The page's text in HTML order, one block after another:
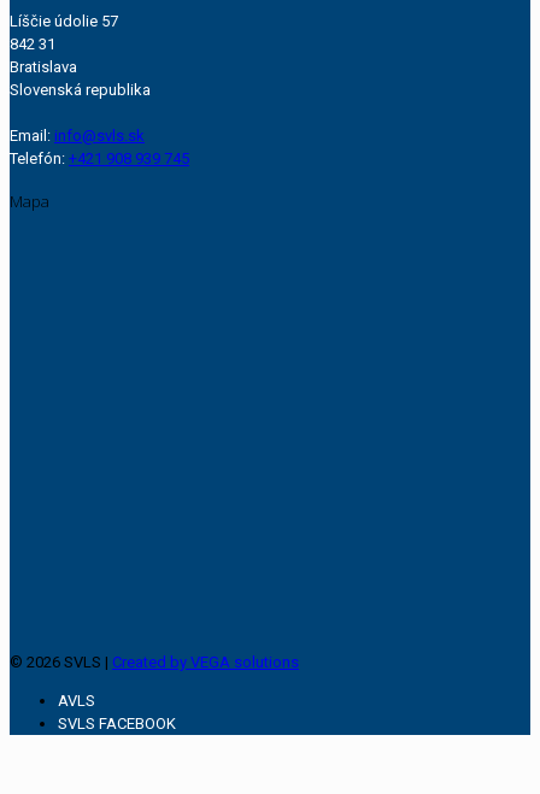
Líščie údolie 57
842 31
Bratislava
Slovenská republika
Email: info@svls.sk
Telefón: +421 908 939 745
Mapa
© 2026 SVLS | Created by VEGA solutions
AVLS
SVLS FACEBOOK